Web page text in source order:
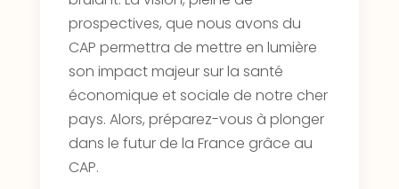
prospectives, que nous avons du
CAP permettra de mettre en lumière
son impact majeur sur la santé
économique et sociale de notre cher
pays. Alors, préparez-vous à plonger
dans le futur de la France grâce au
CAP.